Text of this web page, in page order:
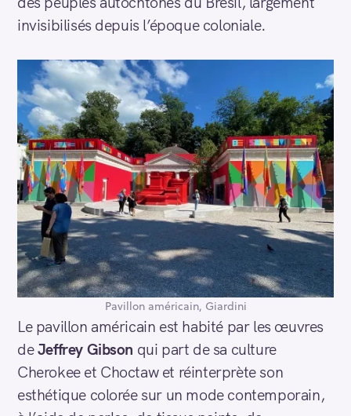
invisibilisés depuis l’époque coloniale.
Pavillon américain, Giardini
Le pavillon américain est habité par les œuvres
deJeffrey Gibson qui part de sa culture
Cherokee et Choctaw et réinterprète son
esthétique colorée sur un mode contemporain,